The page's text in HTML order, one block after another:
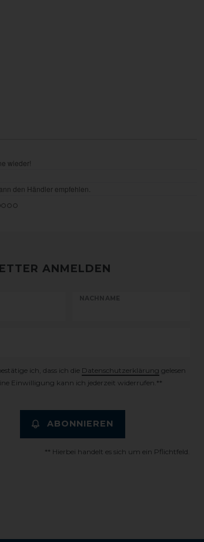
ANMELDEN
NACHNAME
ich, dass ich die Daten­schutz­erklärung gelesen
Einwilligung kann ich jederzeit widerrufen.**
ABONNIEREN
** Hierbei handelt es sich um ein Pflichtfeld.